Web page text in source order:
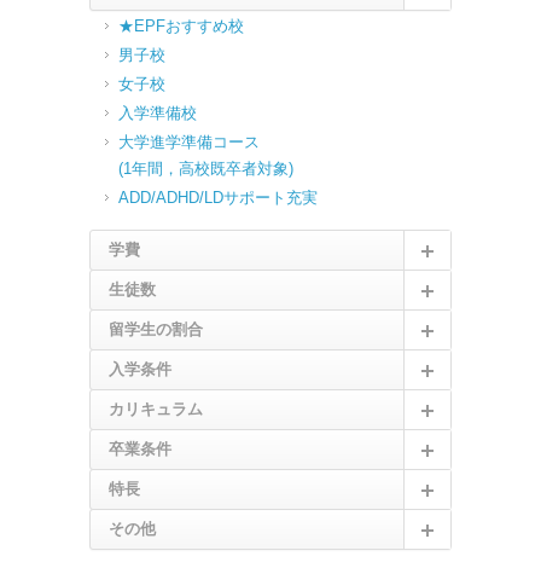
★EPFおすすめ校
男子校
女子校
入学準備校
大学進学準備コース
(1年間，高校既卒者対象)
ADD/ADHD/LDサポート充実
学費
生徒数
留学生の割合
入学条件
カリキュラム
卒業条件
特長
その他